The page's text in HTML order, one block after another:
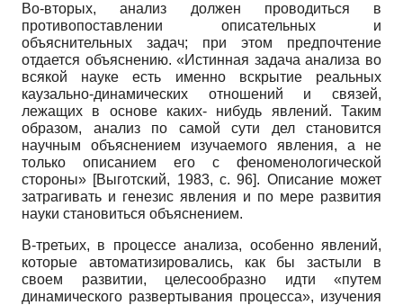
Во-вторых, анализ должен проводиться в
противопоставлении описательных и
объяснительных задач; при этом предпочтение
отдается объяснению. «Истинная задача анализа во
всякой науке есть именно вскрытие реальных
каузально-динамических отношений и связей,
лежащих в основе каких- нибудь явлений. Таким
образом, анализ по самой сути дел становится
научным объяснением изучаемого явления, а не
только описанием его с феноменологической
стороны» [Выготский, 1983, с. 96]. Описание может
затрагивать и генезис явления и по мере развития
науки становиться объяснением.
В-третьих, в процессе анализа, особенно явлений,
которые автоматизировались, как бы застыли в
своем развитии, целесообразно идти «путем
динамического развертывания процесса», изучения